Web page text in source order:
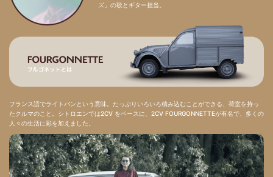
ズ」の歌とギター担当。
フランス語でライトバンという意味。たっぷりいろいろ積み込むことができる、荷室を持っ
たクルマのこと。シトロエンでは2CV をベースに、2CV FOURGONNETTEが有名で、多くの
人々の生活に彩を加えました。